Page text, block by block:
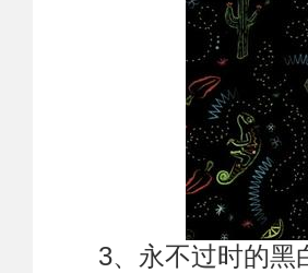
3、永不过时的黑